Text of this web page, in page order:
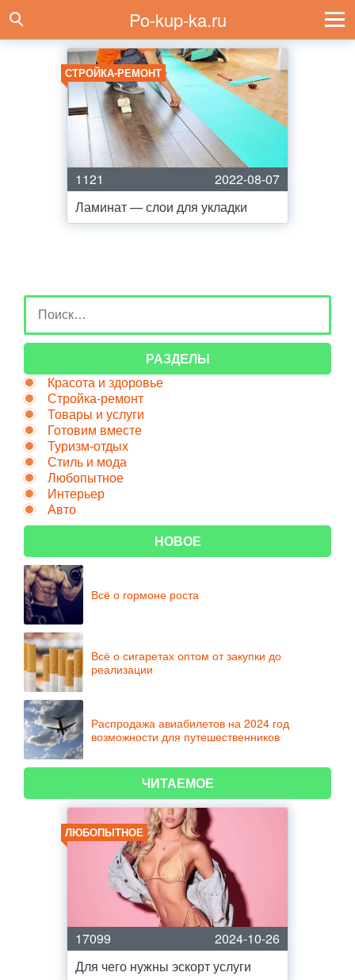
Po-kup-ka.ru
СТРОЙКА-РЕМОНТ
1121
2022-08-07
Ламинат — слои для укладки
РАЗДЕЛЫ
Красота и здоровье
Стройка-ремонт
Товары и услуги
Готовим вместе
Туризм-отдых
Стиль и мода
Любопытное
Интерьер
Авто
НОВОЕ
Всё о гормоне роста
Всё о сигаретах оптом от закупки до
реализации
Распродажа авиабилетов на 2024 год
возможности для путешественников
ЧИТАЕМОЕ
ЛЮБОПЫТНОЕ
17099
2024-10-26
Для чего нужны эскорт услуги